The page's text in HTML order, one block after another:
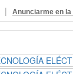
| Anunciarme en la